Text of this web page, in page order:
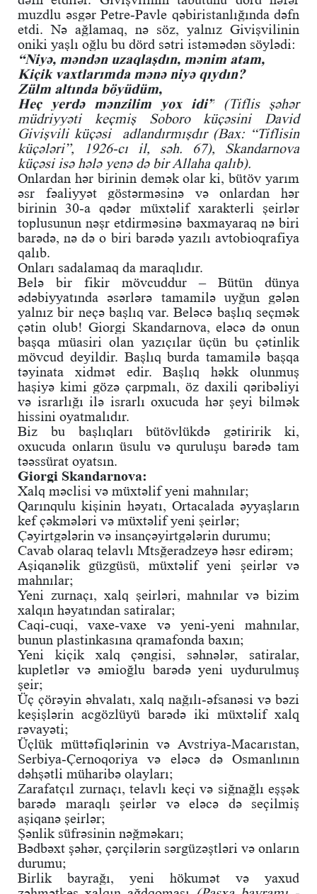
muzdlu əsgər Petre-Pavle qəbiristanlığında dəfn
etdi. Nə ağlamaq, nə söz, yalnız Givişvilinin
oniki yaşlı oğlu bu dörd sətri istəmədən söylədi:
“Niyə, məndən uzaqlaşdın, mənim atam,
Kiçik vaxtlarımda mənə niyə qıydın?
Zülm altında böyüdüm,
Heç yerdə mənzilim yox idi”
(Tiflis şəhər
müdriyyəti keçmiş Soboro küçəsini David
Givişvili küçəsi adlandırmışdır (Bax: “Tiflisin
küçələri”, 1926-cı il, səh. 67), Skandarnova
küçəsi isə hələ yenə də bir Allaha qalıb).
Onlardan hər birinin demək olar ki, bütöv yarım
əsr fəaliyyət göstərməsinə və onlardan hər
birinin 30-a qədər müxtəlif xarakterli şeirlər
toplusunun nəşr etdirməsinə baxmayaraq nə biri
barədə, nə də o biri barədə yazılı avtobioqrafiya
qalıb.
Onları sadalamaq da maraqlıdır.
Belə bir fikir mövcuddur – Bütün dünya
ədəbiyyatında əsərlərə tamamilə uyğun gələn
yalnız bir neçə başlıq var. Beləcə başlıq seçmək
çətin olub! Giorgi Skandarnova, eləcə də onun
başqa müasiri olan yazıçılar üçün bu çətinlik
mövcud deyildir. Başlıq burda tamamilə başqa
təyinata xidmət edir. Başlıq həkk olunmuş
haşiyə kimi gözə çarpmalı, öz daxili qəribəliyi
və israrlığı ilə israrlı oxucuda hər şeyi bilmək
hissini oyatmalıdır.
Biz bu başlıqları bütövlükdə gətiririk ki,
oxucuda onların üsulu və quruluşu barədə tam
təəssürat oyatsın.
Giorgi Skandarnova:
Xalq məclisi və müxtəlif yeni mahnılar;
Qarınqulu kişinin həyatı, Ortacalada əyyaşların
kef çəkmələri və müxtəlif yeni şeirlər;
Çəyirtgələrin və insançəyirtgələrin durumu;
Cavab olaraq telavlı Mtsğeradzeyə həsr edirəm;
Aşiqanəlik güzgüsü, müxtəlif yeni şeirlər və
mahnılar;
Yeni zurnaçı, xalq şeirləri, mahnılar və bizim
xalqın həyatından satiralar;
Caqi-cuqi, vaxe-vaxe və yeni-yeni mahnılar,
bunun plastinkasına qramafonda baxın;
Yeni kiçik xalq çəngisi, səhnələr, satiralar,
kupletlər və əmioğlu barədə yeni uydurulmuş
şeir;
Üç çörəyin əhvalatı, xalq nağılı-əfsanəsi və bəzi
keşişlərin acgözlüyü barədə iki müxtəlif xalq
rəvayəti;
Üçlük müttəfiqlərinin və Avstriya-Macarıstan,
Serbiya-Çernoqoriya və eləcə də Osmanlının
dəhşətli müharibə olayları;
Zarafatçıl zurnaçı, telavlı keçi və siğnağlı eşşək
barədə maraqlı şeirlər və eləcə də seçilmiş
aşiqanə şeirlər;
Şənlik süfrəsinin nəğməkarı;
Bədbəxt şəhər, çərçilərin sərgüzəştləri və onların
durumu;
Birlik bayrağı, yeni hökumət və yaxud